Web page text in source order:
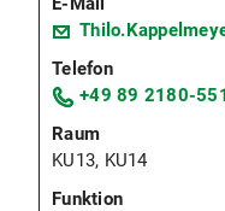
+49 89 2180-
KU13, KU14